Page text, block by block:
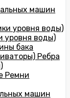
машин
уровня воды)
бака
Ребра
Ремни